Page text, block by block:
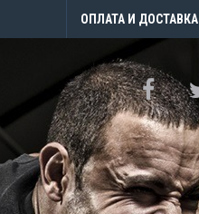
ОПЛАТА И ДОСТАВКА